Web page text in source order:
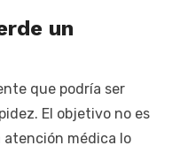
un
que podría ser
El objetivo no es
atención médica lo